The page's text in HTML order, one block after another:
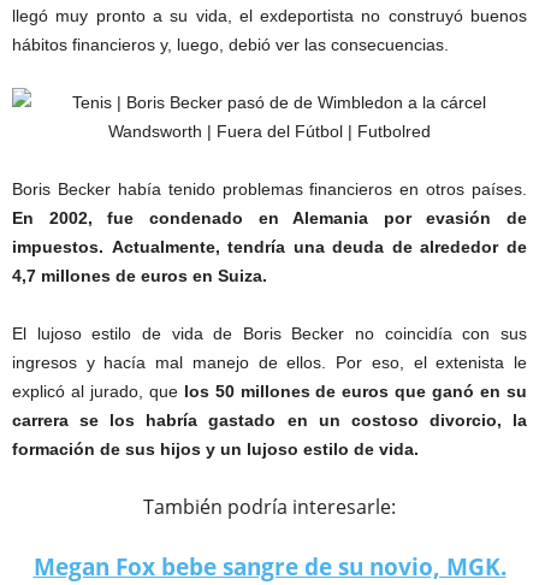
llegó muy pronto a su vida, el exdeportista no construyó buenos
hábitos financieros y, luego, debió ver las consecuencias.
Boris Becker había tenido problemas financieros en otros países.
En 2002, fue condenado en Alemania por evasión de
impuestos. Actualmente, tendría una deuda de alrededor de
4,7 millones de euros en Suiza.
El lujoso estilo de vida de Boris Becker no coincidía con sus
ingresos y hacía mal manejo de ellos. Por eso, el extenista le
explicó al jurado, que los 50 millones de euros que ganó en su
carrera se los habría gastado en un costoso divorcio, la
formación de sus hijos y un lujoso estilo de vida.
También podría interesarle:
Megan Fox bebe sangre de su novio, MGK.